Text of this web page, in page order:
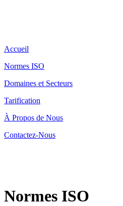
Accueil
Normes ISO
Domaines et Secteurs
Tarification
À Propos de Nous
Contactez-Nous
Normes ISO